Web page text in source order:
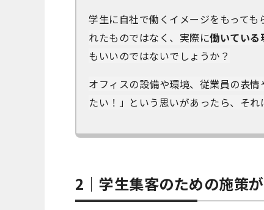
学生に自社で働くイメージをもって
れたものではなく、実際に働いている
もいいのではないでしょうか？
オフィスの設備や環境、従業員の表
たい！」という思いがあったら、​それ
2｜学生集客のための施策